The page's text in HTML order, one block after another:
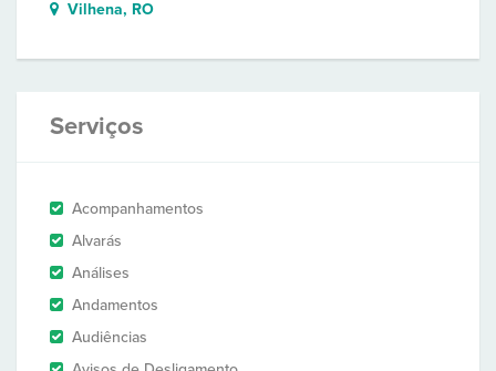
Vilhena, RO
Serviços
Acompanhamentos
Alvarás
Análises
Andamentos
Audiências